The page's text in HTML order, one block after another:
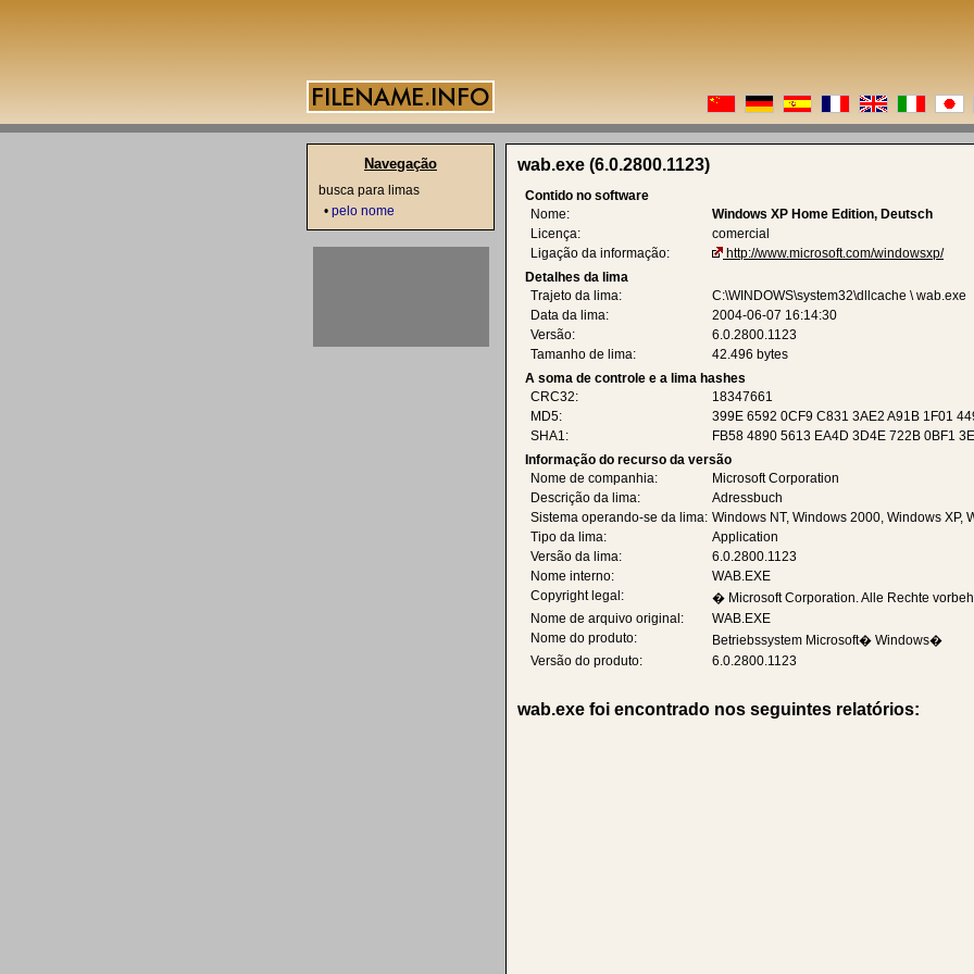
wab.exe (6.0.2800.1123)
Contido no software
Nome:
Windows XP Home Edition, Deutsch
Licença:
comercial
Ligação da informação:
http://www.microsoft.com/windowsxp/
Detalhes da lima
Trajeto da lima:
C:\WINDOWS\system32\dllcache \ wab.exe
Data da lima:
2004-06-07 16:14:30
Versão:
6.0.2800.1123
Tamanho de lima:
42.496 bytes
A soma de controle e a lima hashes
CRC32:
18347661
MD5:
399E 6592 0CF9 C831 3AE2 A91B 1F01
SHA1:
FB58 4890 5613 EA4D 3D4E 722B 0BF1
Informação do recurso da versão
Nome de companhia:
Microsoft Corporation
Descrição da lima:
Adressbuch
Sistema operando-se da lima: Windows NT, Windows 2000, Windows XP,
Tipo da lima:
Application
Versão da lima:
6.0.2800.1123
Nome interno:
WAB.EXE
Copyright legal:
� Microsoft Corporation. Alle Rechte
Nome de arquivo original:
WAB.EXE
Nome do produto:
Betriebssystem Microsoft� Windows�
Versão do produto:
6.0.2800.1123
wab.exe foi encontrado nos seguintes relatórios:
Navegação
busca para limas
• pelo nome